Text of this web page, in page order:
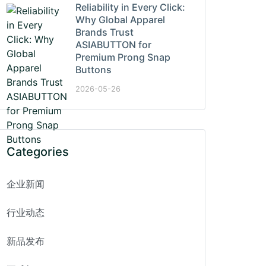
Reliability in Every Click:
Why Global Apparel
Brands Trust
ASIABUTTON for
Premium Prong Snap
Buttons
2026-05-26
Categories
企业新闻
行业动态
新品发布